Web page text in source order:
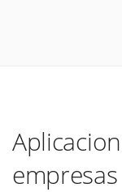
empresas